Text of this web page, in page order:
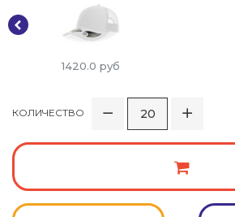
1420.0 руб
КОЛИЧЕСТВО